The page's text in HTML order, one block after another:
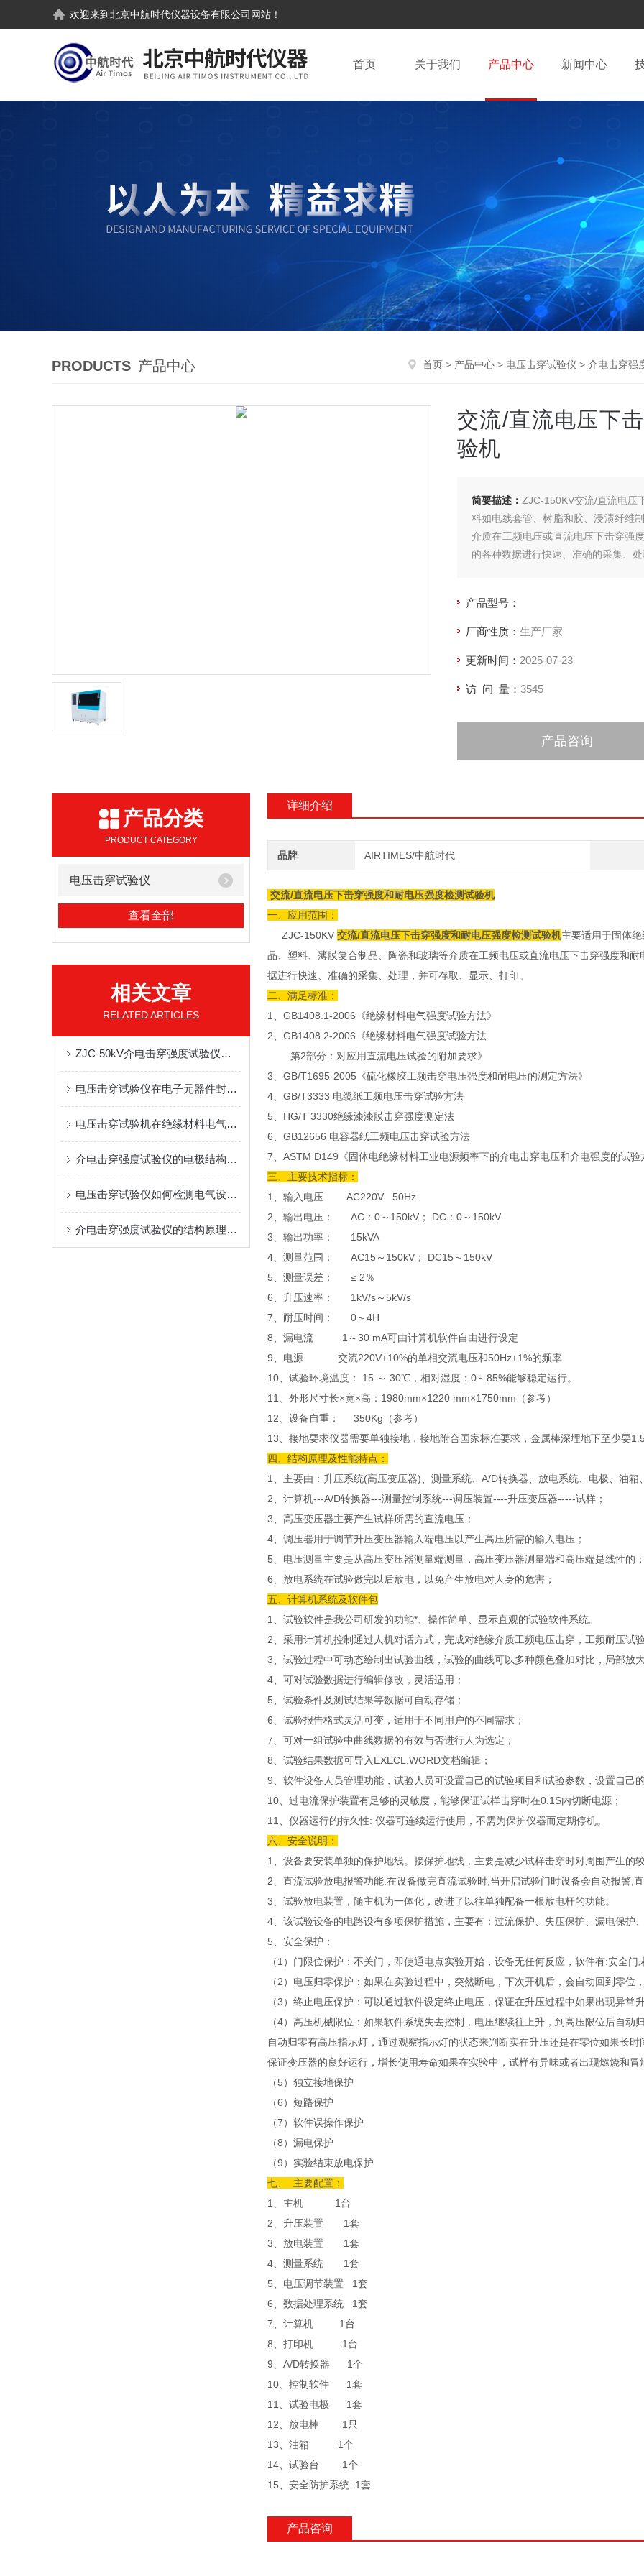
欢迎来到北京中航时代仪器设备有限公司 网站！
首页 关于我们 产品中心 新闻中心
PRODUCTS 产品中心 首页 > 产品中心 > 电压击穿试验仪 > 介电击穿强
交流/直流电压下
验机
简要描述： ZJC-150KV交流/直流电压
料如电线套管、树脂和胶、浸渍纤维
介质在工频电压或直流电压下击穿强
的各种数据进行快速、准确的采集、
产品型号：
厂商性质： 生产厂家
更新时间： 2025-07-23
访 问 量： 3545
产品咨询
产品分类
PRODUCT CATEGORY
电压击穿试验仪
查看全部
相关文章
RELATED ARTICLES
ZJC-50kV介电击穿强度试验仪配套测控软件全功能实操与数据管理教程
电压击穿试验仪在电子元器件封装材料耐压测试中的应用
电压击穿试验机在绝缘材料电气强度测试中的应用规范
介电击穿强度试验仪的电极结构与试样夹持方式
电压击穿试验仪如何检测电气设备的绝缘强度？
介电击穿强度试验仪的结构原理和功能是怎样的？
详细介绍
品牌 AIRTIMES/中航时代
交流/直流电压下击穿强度和耐电压强度检测试验机
一、应用范围：
ZJC-150KV 交流/直流电压下击穿强度和耐电压强度检测试验机主要适用于固体
品、塑料、薄膜复合制品、陶瓷和玻璃等介质在工频电压或直流电压下击穿强度和
据进行快速、准确的采集、处理，并可存取、显示、打印。
二、满足标准：
1、GB1408.1-2006《绝缘材料电气强度试验方法》
2、GB1408.2-2006《绝缘材料电气强度试验方法
第2部分：对应用直流电压试验的附加要求》
3、GB/T1695-2005《硫化橡胶工频击穿电压强度和耐电压的测定方法》
4、GB/T3333 电缆纸工频电压击穿试验方法
5、HG/T 3330绝缘漆漆膜击穿强度测定法
6、GB12656 电容器纸工频电压击穿试验方法
7、ASTM D149《固体电绝缘材料工业电源频率下的介电击穿电压和介电强度的试验
三、主要技术指标：
1、输入电压 AC220V 50Hz
2、输出电压： AC：0～150kV； DC：0～150kV
3、输出功率： 15kVA
4、测量范围： AC15～150kV； DC15～150kV
5、测量误差： ≤ 2％
6、升压速率： 1kV/s～5kV/s
7、耐压时间： 0～4H
8、漏电流 1～30 mA可由计算机软件自由进行设定
9、电源 交流220V±10%的单相交流电压和50Hz±1%的频率
10、试验环境温度： 15 ～ 30℃，相对湿度：0～85%能够稳定运行。
11、外形尺寸长×宽×高：1980mm×1220 mm×1750mm（参考）
12、设备自重： 350Kg（参考）
13、接地要求仪器需要单独接地，接地附合国家标准要求，金属棒深埋地下至少要
四、结构原理及性能特点：
1、主要由：升压系统(高压变压器)、测量系统、A/D转换器、放电系统、电极、油
2、计算机---A/D转换器---测量控制系统---调压装置----升压变压器-----试样；
3、高压变压器主要产生试样所需的直流电压；
4、调压器用于调节升压变压器输入端电压以产生高压所需的输入电压；
5、电压测量主要是从高压变压器测量端测量，高压变压器测量端和高压端是线性的
6、放电系统在试验做完以后放电，以免产生放电对人身的危害；
五、计算机系统及软件包
1、试验软件是我公司研发的功能*、操作简单、显示直观的试验软件系统。
2、采用计算机控制通过人机对话方式，完成对绝缘介质工频电压击穿，工频耐压试
3、试验过程中可动态绘制出试验曲线，试验的曲线可以多种颜色叠加对比，局部放
4、可对试验数据进行编辑修改，灵活适用；
5、试验条件及测试结果等数据可自动存储；
6、试验报告格式灵活可变，适用于不同用户的不同需求；
7、可对一组试验中曲线数据的有效与否进行人为选定；
8、试验结果数据可导入EXECL,WORD文档编辑；
9、软件设备人员管理功能，试验人员可设置自己的试验项目和试验参数，设置自己
10、过电流保护装置有足够的灵敏度，能够保证试样击穿时在0.1S内切断电源；
11、仪器运行的持久性: 仪器可连续运行使用，不需为保护仪器而定期停机。
六、安全说明：
1、设备要安装单独的保护地线。接保护地线，主要是减少试样击穿时对周围产生的
2、直流试验放电报警功能:在设备做完直流试验时,当开启试验门时设备会自动报警,
3、试验放电装置，随主机为一体化，改进了以往单独配备一根放电杆的功能。
4、该试验设备的电路设有多项保护措施，主要有：过流保护、失压保护、漏电保护
5、安全保护：
（1）门限位保护：不关门，即使通电点实验开始，设备无任何反应，软件有:安全门
（2）电压归零保护：如果在实验过程中，突然断电，下次开机后，会自动回到零位
（3）终止电压保护：可以通过软件设定终止电压，保证在升压过程中如果出现异常
（4）高压机械限位：如果软件系统失去控制，电压继续往上升，到高压限位后自
自动归零有高压指示灯，通过观察指示灯的状态来判断实在升压还是在零位如果长
保证变压器的良好运行，增长使用寿命如果在实验中，试样有异味或者出现燃烧和
（5）独立接地保护
（6）短路保护
（7）软件误操作保护
（8）漏电保护
（9）实验结束放电保护
七、 主要配置：
1、主机 1台
2、升压装置 1套
3、放电装置 1套
4、测量系统 1套
5、电压调节装置 1套
6、数据处理系统 1套
7、计算机 1台
8、打印机 1台
9、A/D转换器 1个
10、控制软件 1套
11、试验电极 1套
12、放电棒 1只
13、油箱 1个
14、试验台 1个
15、安全防护系统 1套
产品咨询